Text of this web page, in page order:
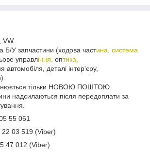
VW.
Б/У запчастини (ходова частина, система
управління, оптика,
автомобіля, деталі інтер'єру,
тільки НОВОЮ ПОШТОЮ.
надсилаються після передоплати за
55 061
03 519 (Viber)
47 012 (Viber)